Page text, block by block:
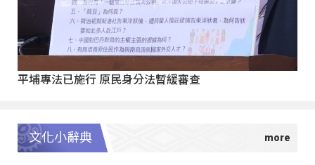
平埔專法已施行 原民身分法暫緩審查
文化小辭典